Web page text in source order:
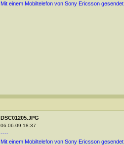
Mit einem Mobiltelefon von Sony Ericsson gesendet
DSC01205.JPG
06.06.09 18:37
----
Mit einem Mobiltelefon von Sony Ericsson gesendet